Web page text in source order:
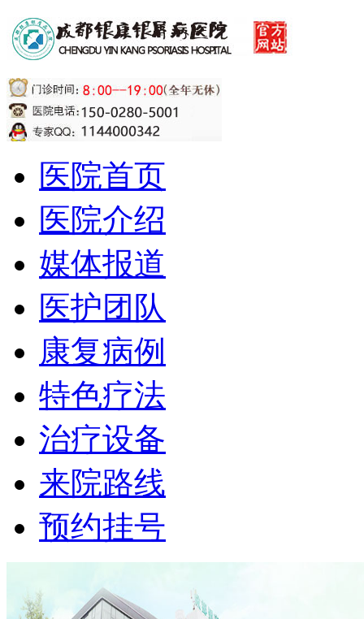
医院首页
医院介绍
媒体报道
医护团队
康复病例
特色疗法
治疗设备
来院路线
预约挂号